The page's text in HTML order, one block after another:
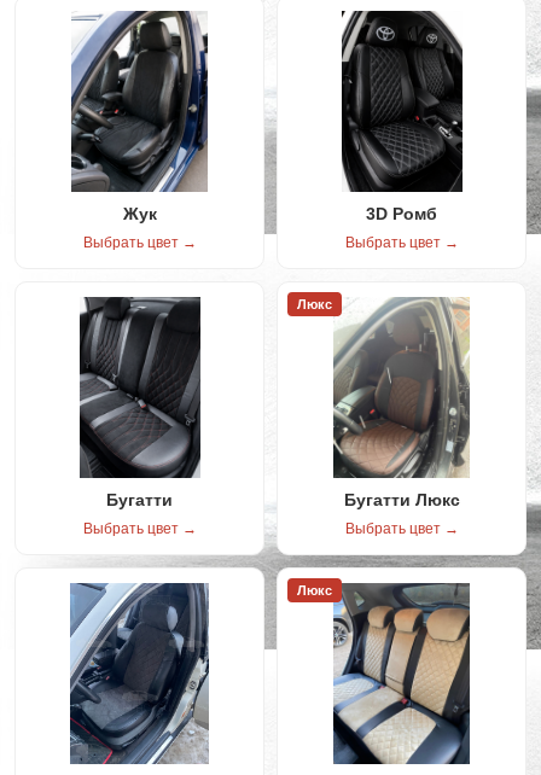
Жук
Выбрать цвет →
3D Ромб
Выбрать цвет →
Бугатти
Выбрать цвет →
Люкс
Бугатти Люкс
Выбрать цвет →
Люкс